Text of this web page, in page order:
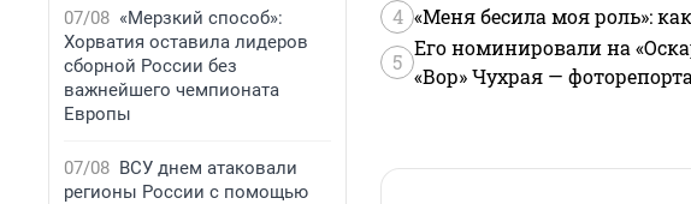
07/08 «Мерзкий способ»:
Хорватия оставила лидеров
сборной России без
важнейшего чемпионата
Европы
07/08 ВСУ днем атаковали
регионы России с помощью
4 «Меня бесила моя роль»:
5
Его номинировали на
«Вор» Чухрая —